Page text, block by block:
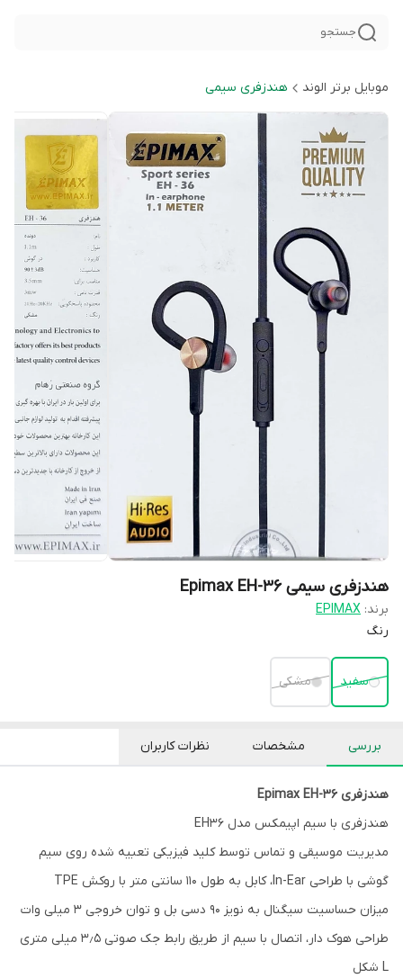
جستجو
موبایل برتر الوند هندزفری سیمی
هندزفری سیمی Epimax EH-36
برند: EPIMAX
رنگ
سفید مشکی
بررسی مشخصات نظرات کاربران
هندزفری Epimax EH-36
هندزفری با سیم اپیمکس مدل EH36
مدیریت موسیقی و تماس توسط کلید فیزیکی تعبیه شده روی سیم
گوشی با طراحی In-Ear، کابل به طول ۱۱۰ سانتی متر با روکش TPE
میزان حساسیت سیگنال به نویز ۹۰ دسی بل و توان خروجی ۳ میلی وات
طراحی هوک دار، اتصال با سیم از طریق رابط جک صوتی ۳٫۵ میلی متری
L شکل